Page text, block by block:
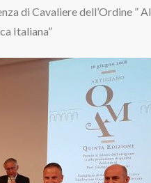
di Cavaliere dell’Ordine ”
Italiana”